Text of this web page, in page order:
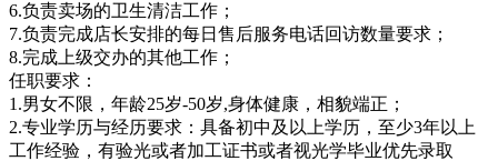
6.负责卖场的卫生清洁工作；
7.负责完成店长安排的每日售后服务电话回访数量要求；
8.完成上级交办的其他工作；
任职要求：
1.男女不限，年龄25岁-50岁,身体健康，相貌端正；
2.专业学历与经历要求：具备初中及以上学历，至少3年以上
工作经验，有验光或者加工证书或者视光学毕业优先录取